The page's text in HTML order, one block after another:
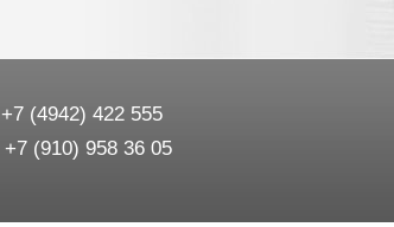
+7 (4942) 422 555
+7 (910) 958 36 05